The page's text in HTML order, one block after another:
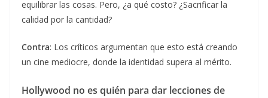
equilibrar las cosas. Pero, ¿a qué costo? ¿Sacrificar la
calidad por la cantidad?
Contra: Los críticos argumentan que esto está creando
un cine mediocre, donde la identidad supera al mérito.
Hollywood no es quién para dar lecciones de